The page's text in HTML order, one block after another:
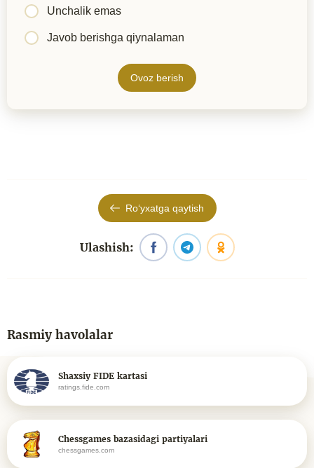
Unchalik emas
Javob berishga qiynalaman
Ovoz berish
Roʻyxatga qaytish
Ulashish:
Rasmiy havolalar
Shaxsiy FIDE kartasi
ratings.fide.com
Chessgames bazasidagi partiyalari
chessgames.com